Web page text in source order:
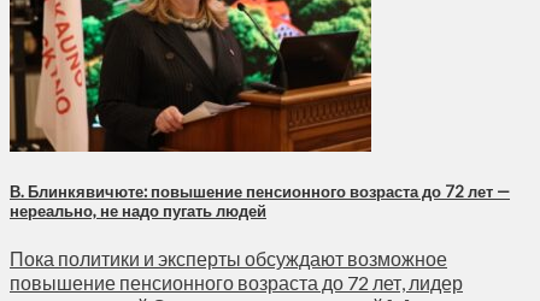
В. Блинкявичюте: повышение пенсионного возраста до 72 лет —
нереально, не надо пугать людей
Пока политики и эксперты обсуждают возможное
повышение пенсионного возраста до 72 лет, лидер